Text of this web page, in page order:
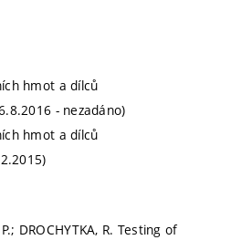
hmot a dílců
- nezadáno)
hmot a dílců
DROCHYTKA, R. Testing of